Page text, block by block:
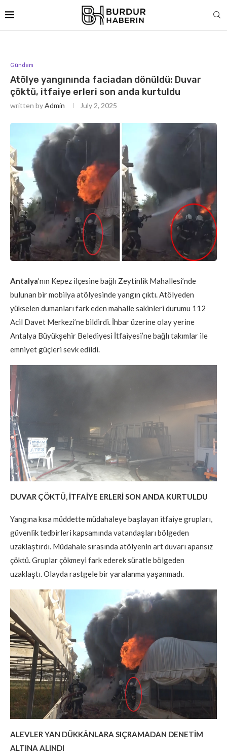
Gündem
Atölye yangınında faciadan dönüldü: Duvar
çöktü, itfaiye erleri son anda kurtuldu
written byAdmin July 2, 2025
Antalya‘nın Kepez ilçesine bağlı Zeytinlik Mahallesi’nde
bulunan bir mobilya atölyesinde yangın çıktı. Atölyeden
yükselen dumanları fark eden mahalle sakinleri durumu 112
Acil Davet Merkezi’ne bildirdi. İhbar üzerine olay yerine
Antalya Büyükşehir Belediyesi İtfaiyesi’ne bağlı takımlar ile
emniyet güçleri sevk edildi.
DUVAR ÇÖKTÜ, İTFAİYE ERLERİ SON ANDA KURTULDU
Yangına kısa müddette müdahaleye başlayan itfaiye grupları,
güvenlik tedbirleri kapsamında vatandaşları bölgeden
uzaklaştırdı. Müdahale sırasında atölyenin art duvarı apansız
çöktü. Gruplar çökmeyi fark ederek süratle bölgeden
uzaklaştı. Olayda rastgele bir yaralanma yaşanmadı.
ALEVLER YAN DÜKKÂNLARA SIÇRAMADAN DENETİM
ALTINA ALINDI